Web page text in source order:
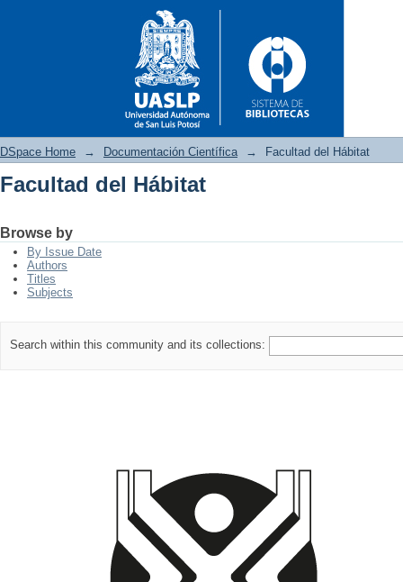
DSpace Home → Documentación Científica → Facultad del Hábitat
Facultad del Hábitat
Browse by
By Issue Date
Authors
Titles
Subjects
Search within this community and its collections: